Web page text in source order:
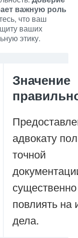
важную роль
что ваш
ваших
этику.
Значение
адвокату
точной
существенно
повлиять на
дела.